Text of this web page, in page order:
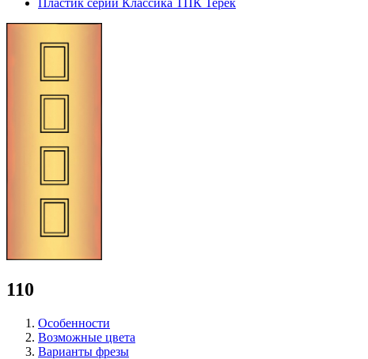
110
Особенности
Возможные цвета
Варианты фрезы